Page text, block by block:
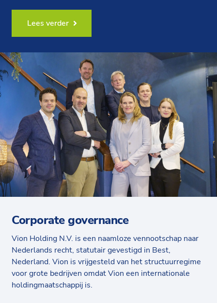
Lees verder
Corporate governance
Vion Holding N.V. is een naamloze vennootschap naar
Nederlands recht, statutair gevestigd in Best,
Nederland. Vion is vrijgesteld van het structuurregime
voor grote bedrijven omdat Vion een internationale
holdingmaatschappij is.